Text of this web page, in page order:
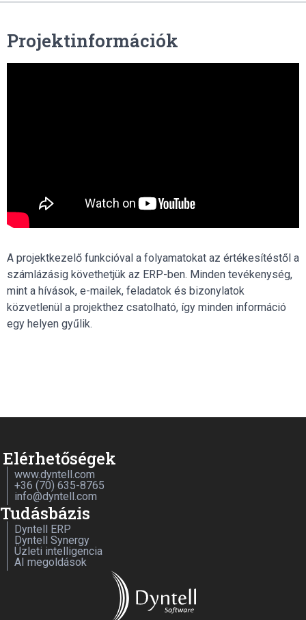
Projektinformációk
A projektkezelő funkcióval a folyamatokat az értékesítéstől a
számlázásig követhetjük az ERP-ben. Minden tevékenység,
mint a hívások, e-mailek, feladatok és bizonylatok
közvetlenül a projekthez csatolható, így minden információ
egy helyen gyűlik.
Elérhetőségek
www.dyntell.com
+36 (70) 635-8765
info@dyntell.com
Tudásbázis
Dyntell ERP
Dyntell Synergy
Üzleti intelligencia
AI megoldások